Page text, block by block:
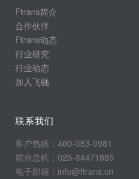
Ftrans简介
合作伙伴
Ftrans动态
行业研究
行业动态
加入飞驰
联系我们
客户热线：400-083-9981
前台总机：025-84471885
电子邮箱：info@ftrans.cn